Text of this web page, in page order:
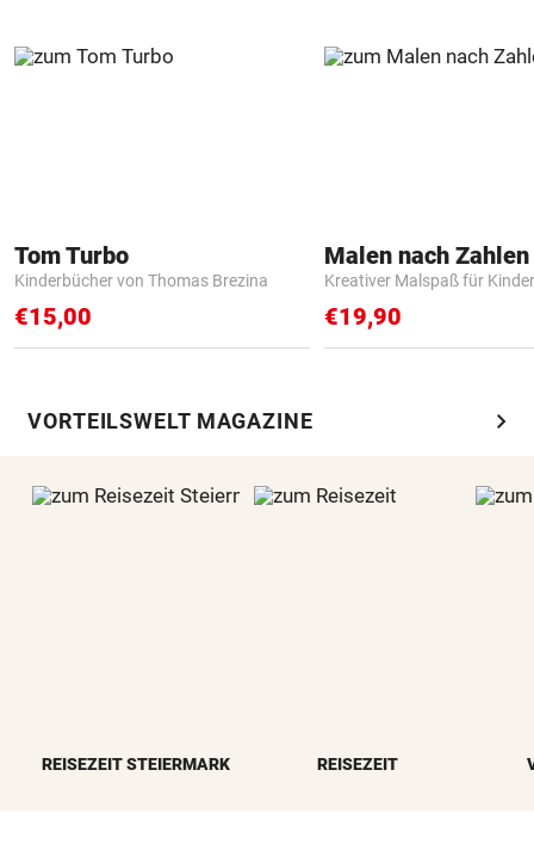
Tom Turbo
Kinderbücher von Thomas Brezina
€15,00
Kreativer Malspaß für Kinder
€19,90
VORTEILSWELT MAGAZINE chevron_right
REISEZEIT STEIERMARK REISEZEIT